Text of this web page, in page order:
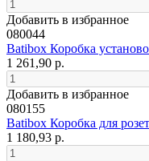
Добавить в избранное
080044
Batibox Коробка
1 261,90 р.
Добавить в избранное
080155
Batibox Коробка для
1 180,93 р.